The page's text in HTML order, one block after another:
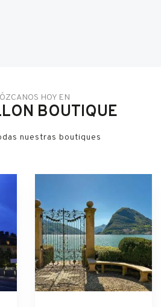
HOY EN
BOUTIQUE
nuestras boutiques